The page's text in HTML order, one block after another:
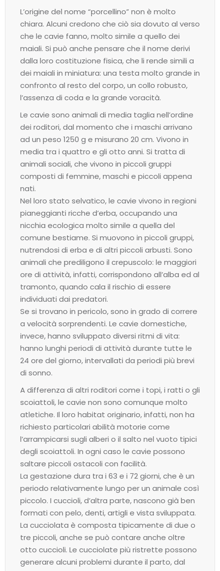
L’origine del nome “porcellino” non è molto
chiara. Alcuni credono che ciò sia dovuto al verso
che le cavie fanno, molto simile a quello dei
maiali. Si può anche pensare che il nome derivi
dalla loro costituzione fisica, che li rende simili a
dei maiali in miniatura: una testa molto grande in
confronto al resto del corpo, un collo robusto,
l’assenza di coda e la grande voracità.
Le cavie sono animali di media taglia nell’ordine
dei roditori, dal momento che i maschi arrivano
ad un peso 1250 g e misurano 20 cm. Vivono in
media tra i quattro e gli otto anni. Si tratta di
animali sociali, che vivono in piccoli gruppi
composti di femmine, maschi e piccoli appena
nati.
Nel loro stato selvatico, le cavie vivono in regioni
pianeggianti ricche d’erba, occupando una
nicchia ecologica molto simile a quella del
comune bestiame. Si muovono in piccoli gruppi,
nutrendosi di erba e di altri piccoli arbusti. Sono
animali che prediligono il crepuscolo: le maggiori
ore di attività, infatti, corrispondono all’alba ed al
tramonto, quando cala il rischio di essere
individuati dai predatori.
Se si trovano in pericolo, sono in grado di correre
a velocità sorprendenti. Le cavie domestiche,
invece, hanno sviluppato diversi ritmi di vita:
hanno lunghi periodi di attività durante tutte le
24 ore del giorno, intervallati da periodi più brevi
di sonno.
A differenza di altri roditori come i topi, i ratti o gli
scoiattoli, le cavie non sono comunque molto
atletiche. Il loro habitat originario, infatti, non ha
richiesto particolari abilità motorie come
l’arrampicarsi sugli alberi o il salto nel vuoto tipici
degli scoiattoli. In ogni caso le cavie possono
saltare piccoli ostacoli con facilità.
La gestazione dura tra i 63 e i 72 giorni, che è un
periodo relativamente lungo per un animale così
piccolo. I cuccioli, d’altra parte, nascono già ben
formati con pelo, denti, artigli e vista sviluppata.
La cucciolata è composta tipicamente di due o
tre piccoli, anche se può contare anche oltre
otto cuccioli. Le cucciolate più ristrette possono
generare alcuni problemi durante il parto, dal